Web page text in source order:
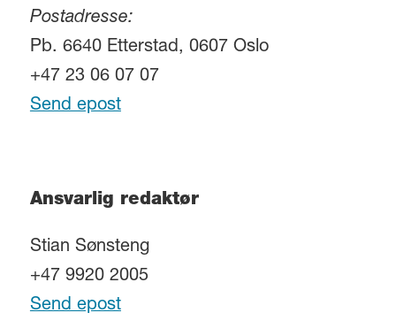
Postadresse:
Pb. 6640 Etterstad, 0607 Oslo
+47 23 06 07 07
Send epost
Ansvarlig redaktør
Stian Sønsteng
+47 9920 2005
Send epost